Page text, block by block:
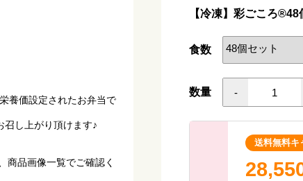
養価設定されたお弁当で
召し上がり頂けます♪
商品画像一覧でご確認く
【栄養価】
脂質 ：7.9g
【献立名】 海鮮チリソース炒
【冷凍】彩ごころ®48
食数
数量 -
送料無料キ